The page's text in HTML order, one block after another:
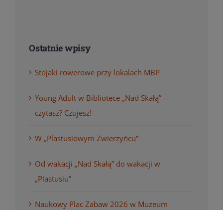
Ostatnie wpisy
Stojaki rowerowe przy lokalach MBP
Young Adult w Bibliotece „Nad Skałą” –
czytasz? Czujesz!
W „Plastusiowym Zwierzyńcu”
Od wakacji „Nad Skałą” do wakacji w
„Plastusiu”
Naukowy Plac Zabaw 2026 w Muzeum